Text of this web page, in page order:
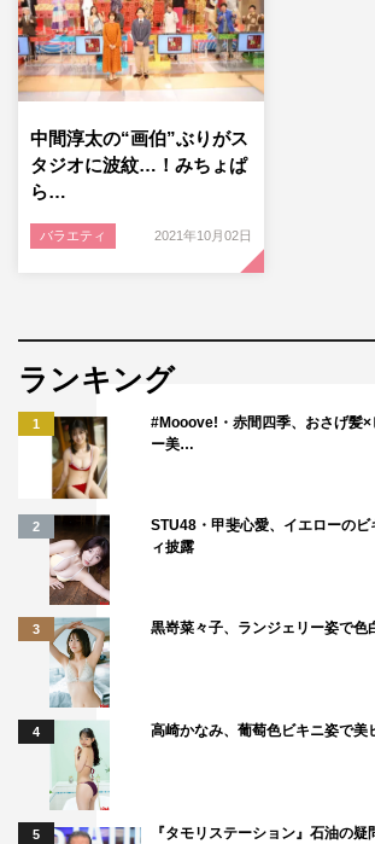
中間淳太の“画伯”ぶりがス
タジオに波紋…！みちょぱ
ら…
バラエティ 2021年10月02日
ランキング
1
#Mooove!・赤間四季、おさげ髪
ー美…
2
STU48・甲斐心愛、イエローの
ィ披露
3 黒嵜菜々子、ランジェリー姿で色
4 高崎かなみ、葡萄色ビキニ姿で美
5
『タモリステーション』石油の